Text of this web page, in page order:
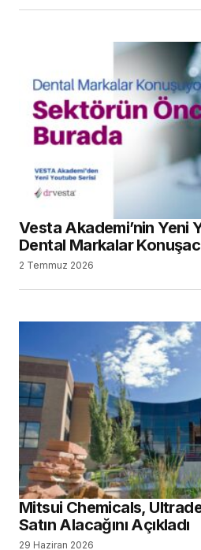
Vesta Akademi’nin Yeni
Dental Markalar
2 Temmuz 2026
Mitsui Chemicals,
Satın Alacağını Açıkladı
29 Haziran 2026